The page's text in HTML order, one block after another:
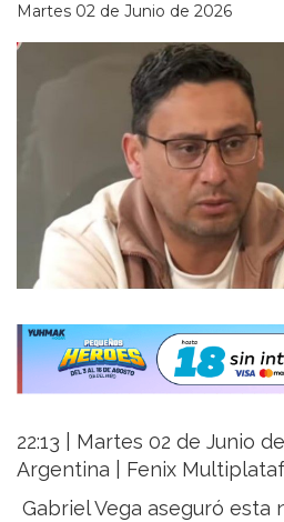
Martes 02 de Junio de 2026
22:13 | Martes 02 de Junio
Argentina | Fenix
Gabriel Vega aseguró esta